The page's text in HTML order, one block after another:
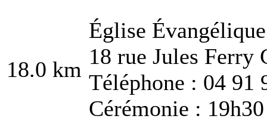
18.0 km
Église
18 rue Jules Ferry
Téléphone : 04 91
Cérémonie : 19h30